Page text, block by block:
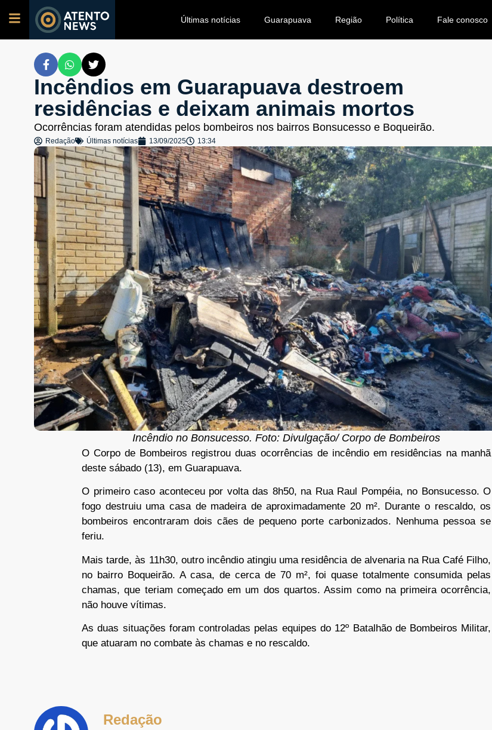
Últimas notícias Guarapuava Região Política Fale conosco
Incêndios em Guarapuava destroem
residências e deixam animais mortos
Ocorrências foram atendidas pelos bombeiros nos bairros Bonsucesso e Boqueirão.
Redação Últimas notícias 13/09/2025 13:34
Incêndio no Bonsucesso. Foto: Divulgação/ Corpo de Bombeiros
O Corpo de Bombeiros registrou duas ocorrências de incêndio em residências na manhã
deste sábado (13), em Guarapuava.
O primeiro caso aconteceu por volta das 8h50, na Rua Raul Pompéia, no Bonsucesso. O
fogo destruiu uma casa de madeira de aproximadamente 20 m². Durante o rescaldo, os
bombeiros encontraram dois cães de pequeno porte carbonizados. Nenhuma pessoa se
feriu.
Mais tarde, às 11h30, outro incêndio atingiu uma residência de alvenaria na Rua Café Filho,
no bairro Boqueirão. A casa, de cerca de 70 m², foi quase totalmente consumida pelas
chamas, que teriam começado em um dos quartos. Assim como na primeira ocorrência,
não houve vítimas.
As duas situações foram controladas pelas equipes do 12º Batalhão de Bombeiros Militar,
que atuaram no combate às chamas e no rescaldo.
Redação